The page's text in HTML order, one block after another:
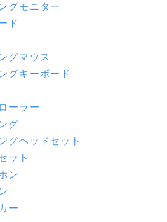
グモニター
ド
グマウス
グキーボード
ーラー
グ
グヘッドセット
ット
ン
ー